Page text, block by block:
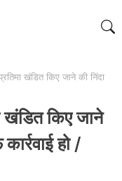
खंडित किए जाने की निंदा
खंडित किए जाने
हो /